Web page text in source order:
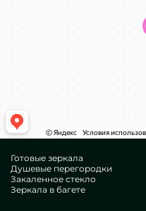
Готовые зеркала
Душевые перегородки
Закаленное стекло
Зеркала в багете